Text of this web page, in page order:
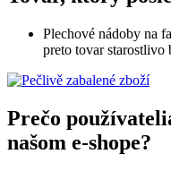
Plechové nádoby na
preto tovar starostlivo
Prečo
našom e-shope?